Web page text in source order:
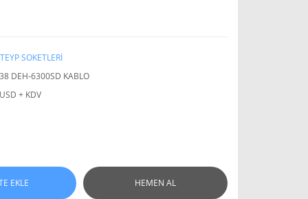
SOKETLERİ
DEH-6300SD KABLO
+ KDV
EKLE HEMEN AL